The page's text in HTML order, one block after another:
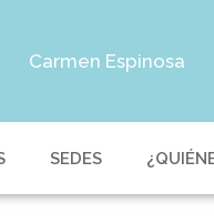
Carmen Espinosa
SEDES